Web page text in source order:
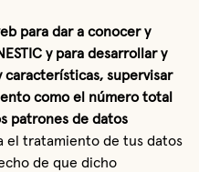
para dar a conocer y
y para desarrollar y
supervisar
como el número total
patrones de datos
el tratamiento de tus datos
de que dicho